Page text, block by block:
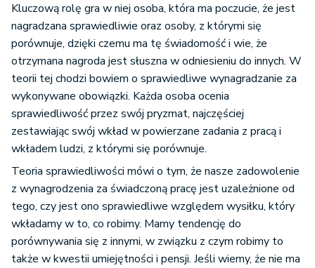
Kluczową rolę gra w niej osoba, która ma poczucie, że jest
nagradzana sprawiedliwie oraz osoby, z którymi się
porównuje, dzięki czemu ma tę świadomość i wie, że
otrzymana nagroda jest słuszna w odniesieniu do innych. W
teorii tej chodzi bowiem o sprawiedliwe wynagradzanie za
wykonywane obowiązki. Każda osoba ocenia
sprawiedliwość przez swój pryzmat, najczęściej
zestawiając swój wkład w powierzane zadania z pracą i
wkładem ludzi, z którymi się porównuje.
Teoria sprawiedliwości mówi o tym, że nasze zadowolenie
z wynagrodzenia za świadczoną pracę jest uzależnione od
tego, czy jest ono sprawiedliwe względem wysiłku, który
wkładamy w to, co robimy. Mamy tendencję do
porównywania się z innymi, w związku z czym robimy to
także w kwestii umiejętności i pensji. Jeśli wiemy, że nie ma